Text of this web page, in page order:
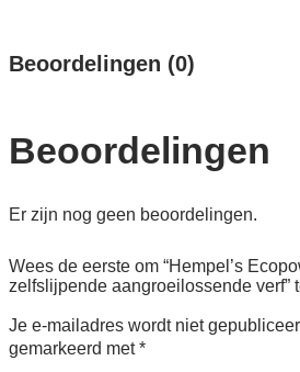
Beoordelingen (0)
Beoordelingen
Er zijn nog geen beoordelingen.
Wees de eerste om “Hempel’s
zelfslijpende aangroeilossende verf”
Je e-mailadres wordt niet
gemarkeerd met*